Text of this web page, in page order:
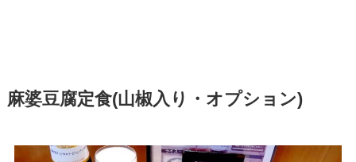
麻婆豆腐定食(山椒入り・オプション)